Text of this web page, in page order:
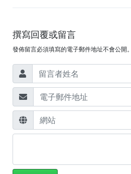
撰寫回覆或留言
發佈留言必須填寫的電子郵件地址不會公開。